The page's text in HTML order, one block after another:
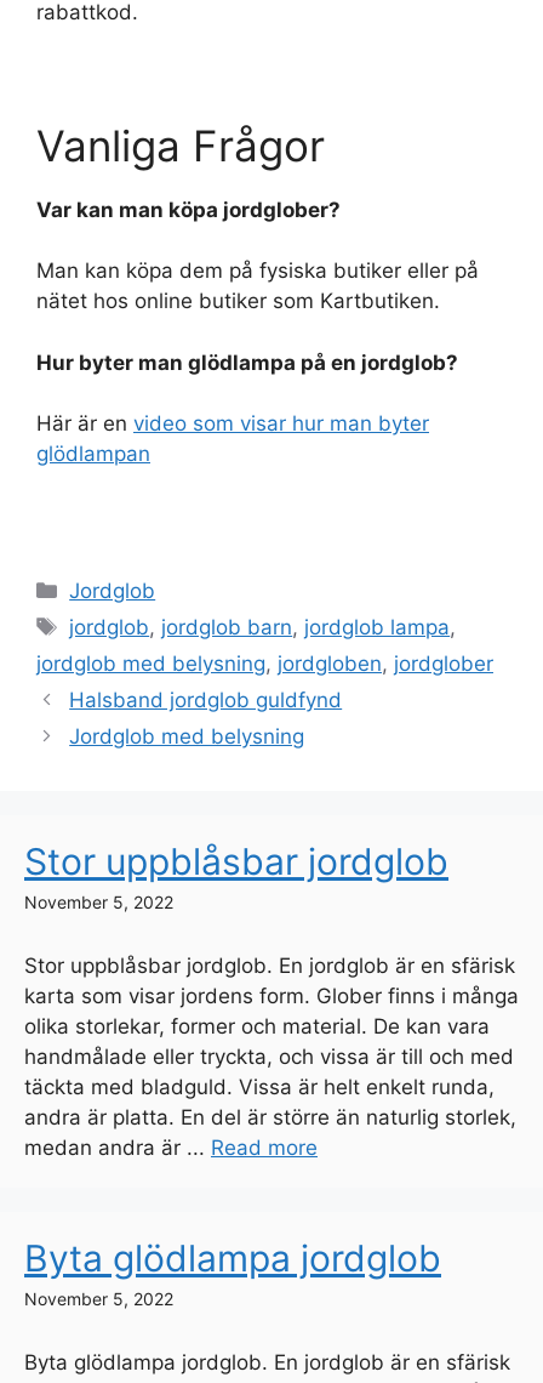
rabattkod.
Vanliga Frågor
Var kan man köpa jordglober?
Man kan köpa dem på fysiska butiker eller på
nätet hos online butiker som Kartbutiken.
Hur byter man glödlampa på en jordglob?
Här är en video som visar hur man byter
glödlampan
Categories
Jordglob
Tags
jordglob, jordglob barn, jordglob lampa,
jordglob med belysning, jordgloben, jordglober
Halsband jordglob guldfynd
Jordglob med belysning
Stor uppblåsbar jordglob
November 5, 2022
Stor uppblåsbar jordglob. En jordglob är en sfärisk
karta som visar jordens form. Glober finns i många
olika storlekar, former och material. De kan vara
handmålade eller tryckta, och vissa är till och med
täckta med bladguld. Vissa är helt enkelt runda,
andra är platta. En del är större än naturlig storlek,
medan andra är ... Read more
Byta glödlampa jordglob
November 5, 2022
Byta glödlampa jordglob. En jordglob är en sfärisk